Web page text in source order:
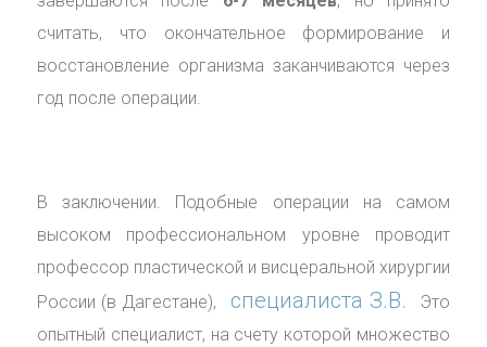
считать, что окончательное формирование и
восстановление организма заканчиваются через
год после операции.
В заключении. Подобные операции на самом
высоком профессиональном уровне проводит
профессор пластической и висцеральной хирургии
России (в Дагестане),
специалиста З.В.
Это
опытный специалист, на счету которой множество